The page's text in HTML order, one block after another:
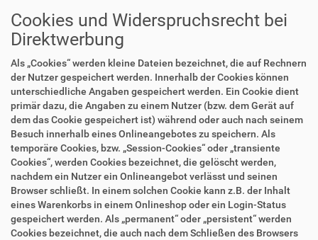
Cookies und Widerspruchsrecht bei
Direktwerbung
Als „Cookies“ werden kleine Dateien bezeichnet, die auf Rechnern
der Nutzer gespeichert werden. Innerhalb der Cookies können
unterschiedliche Angaben gespeichert werden. Ein Cookie dient
primär dazu, die Angaben zu einem Nutzer (bzw. dem Gerät auf
dem das Cookie gespeichert ist) während oder auch nach seinem
Besuch innerhalb eines Onlineangebotes zu speichern. Als
temporäre Cookies, bzw. „Session-Cookies“ oder „transiente
Cookies“, werden Cookies bezeichnet, die gelöscht werden,
nachdem ein Nutzer ein Onlineangebot verlässt und seinen
Browser schließt. In einem solchen Cookie kann z.B. der Inhalt
eines Warenkorbs in einem Onlineshop oder ein Login-Status
gespeichert werden. Als „permanent“ oder „persistent“ werden
Cookies bezeichnet, die auch nach dem Schließen des Browsers